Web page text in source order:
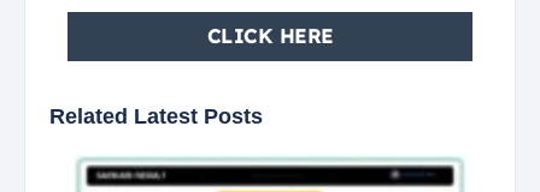
CLICK HERE
Related Latest Posts